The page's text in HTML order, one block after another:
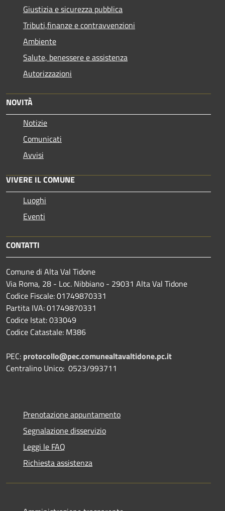
Giustizia e sicurezza pubblica
Tributi,finanze e contravvenzioni
Ambiente
Salute, benessere e assistenza
Autorizzazioni
NOVITÀ
Notizie
Comunicati
Avvisi
VIVERE IL COMUNE
Luoghi
Eventi
CONTATTI
Comune di Alta Val Tidone
Via Roma, 28 - Loc. Nibbiano - 29031 Alta Val Tidone
Codice Fiscale: 01749870331
Partita IVA: 01749870331
Codice Istat: 033049
Codice Catastale: M386
PEC: protocollo@pec.comunealtavaltidone.pc.it
Centralino Unico: 0523/993711
Prenotazione appuntamento
Segnalazione disservizio
Leggi le FAQ
Richiesta assistenza